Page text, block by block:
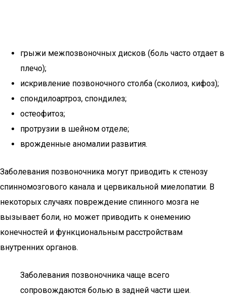
грыжи межпозвоночных дисков (боль часто отдает в
плечо);
искривление позвоночного столба (сколиоз, кифоз);
спондилоартроз, спондилез;
остеофитоз;
протрузии в шейном отделе;
врожденные аномалии развития.
Заболевания позвоночника могут приводить к стенозу
спинномозгового канала и цервикальной миелопатии. В
некоторых случаях повреждение спинного мозга не
вызывает боли, но может приводить к онемению
конечностей и функциональным расстройствам
внутренних органов.
Заболевания позвоночника чаще всего
сопровождаются болью в задней части шеи.